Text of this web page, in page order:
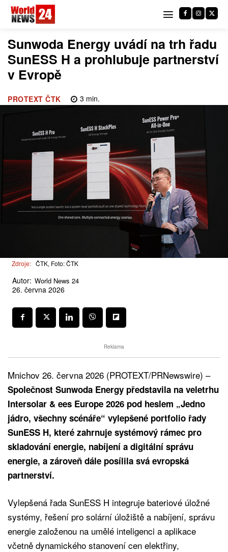
Sunwoda Energy uvádí na trh řadu
SunESS H a prohlubuje partnerství
v Evropě
PROTEXT ČTK 3 min.
Zdroje: ČTK, Foto: ČTK
Autor: World News 24
26. června 2026
Reklama
Mnichov 26. června 2026 (PROTEXT/PRNewswire) –
Společnost Sunwoda Energy představila na veletrhu
Intersolar & ees Europe 2026 pod heslem „Jedno
jádro, všechny scénáře“ vylepšené portfolio řady
SunESS H, které zahrnuje systémový rámec pro
skladování energie, nabíjení a digitální správu
energie, a zároveň dále posílila svá evropská
partnerství.
Vylepšená řada SunESS H integruje bateriové úložné
systémy, řešení pro solární úložiště a nabíjení, správu
energie založenou na umělé inteligenci a aplikace
včetně dynamického stanovení cen elektřiny,